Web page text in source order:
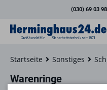
(030) 69 03
Startseite Sonstiges
Warenringe